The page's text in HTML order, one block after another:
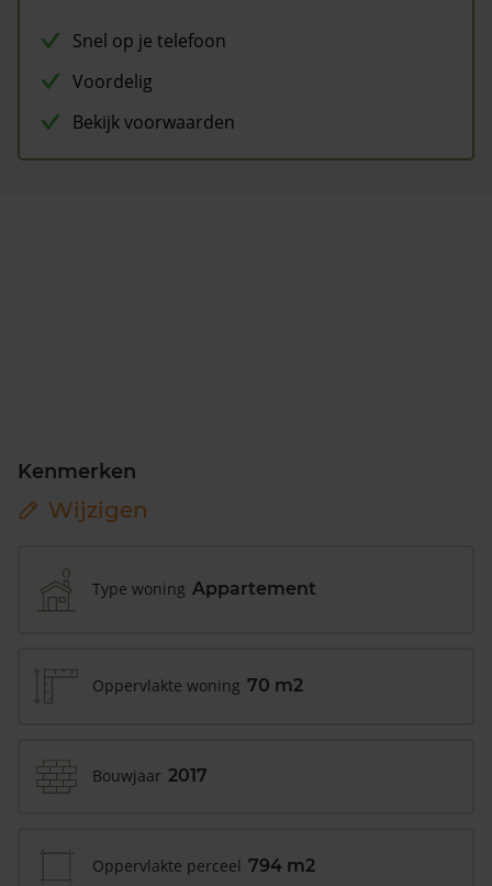
Snel op je telefoon
Voordelig
Bekijk voorwaarden
Kenmerken
Wijzigen
Type woning Appartement
Oppervlakte woning 70 m2
Bouwjaar 2017
Oppervlakte perceel 794 m2